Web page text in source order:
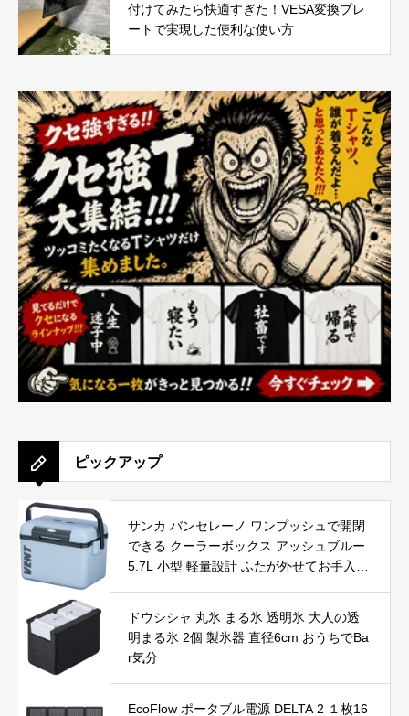
付けてみたら快適すぎた！VESA変換プレ
ートで実現した便利な使い方
ピックアップ
サンカ バンセレーノ ワンプッシュで開閉
できる クーラーボックス アッシュブルー
5.7L 小型 軽量設計 ふたが外せてお手入れ
ドウシシャ 丸氷 まる氷 透明氷 大人の透
明まる氷 2個 製氷器 直径6cm おうちでBa
r気分
EcoFlow ポータブル電源 DELTA 2 １枚16